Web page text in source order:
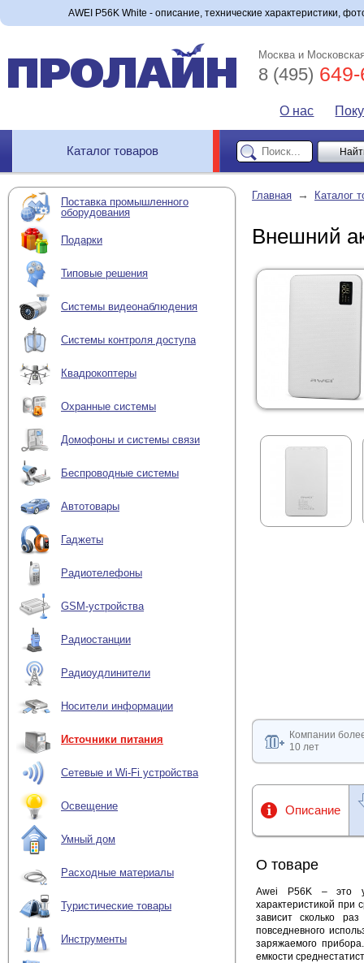
AWEI P56K White - описание, технические характеристики,
Москва и
8 (495)
О нас
Каталог товаров
Поставка промышленного
оборудования
Подарки
Типовые решения
Системы видеонаблюдения
Системы контроля доступа
Квадрокоптеры
Охранные системы
Домофоны и системы связи
Беспроводные системы
Автотовары
Гаджеты
Радиотелефоны
GSM-устройства
Радиостанции
Радиоудлинители
Носители информации
Источники питания
Сетевые и Wi-Fi устройства
Освещение
Умный дом
Расходные материалы
Туристические товары
Инструменты
Главная → Каталог
Внешний
Компании
10 лет
Описание
О товаре
Awei P56K – это
характеристикой при
зависит сколько
повседневного
заряжаемого
емкости